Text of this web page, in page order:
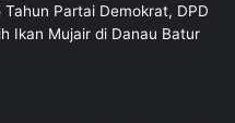
Partai Demokrat, DPD
Ikan Mujair di Danau Batur